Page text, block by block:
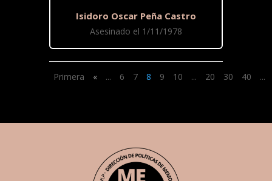
Isidoro Oscar Peña Castro
Asesinado el 1/11/1978
Primera « ... 6 7 8 9 10 ... 20 30 40 ...